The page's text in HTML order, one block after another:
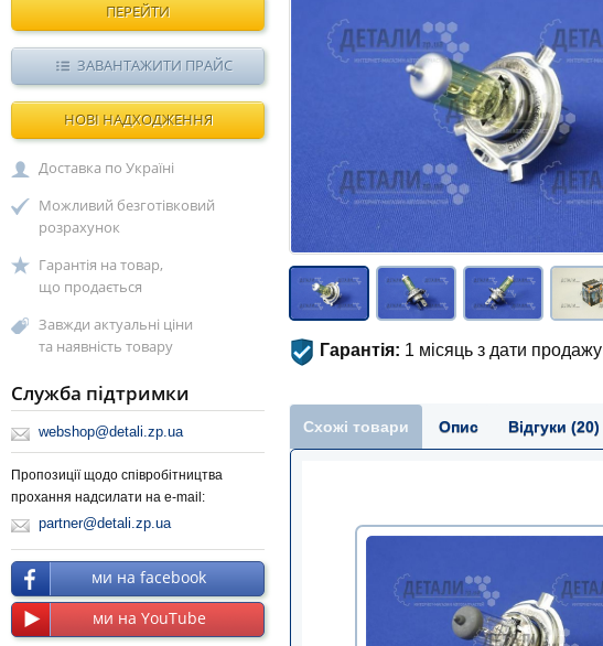
Гарантія: 1 місяць з дати продажу
Схожі товари Опис Відгуки (20)
ПЕРЕЙТИ
ЗАВАНТАЖИТИ ПРАЙС
НОВІ НАДХОДЖЕННЯ
Доставка по Україні
Можливий безготівковий
розрахунок
Гарантія на товар,
що продається
Завжди актуальні ціни
та наявність товару
Служба підтримки
webshop@detali.zp.ua
Пропозиції щодо співробітництва
прохання надсилати на e-mail:
partner@detali.zp.ua
ми на facebook
ми на YouTube